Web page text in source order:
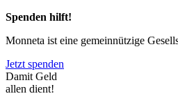
Spenden hilft!
Monneta ist eine gemeinnützige
Jetzt spenden
Damit Geld
allen dient!